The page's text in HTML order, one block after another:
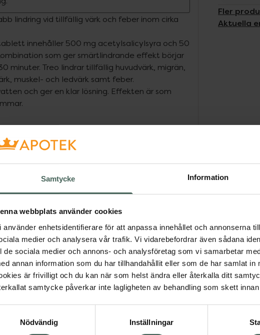
Samtycke Information
webbplats använder cookies
använder enhetsidentifierare för att anpassa innehållet och annonserna
medier och analysera vår trafik. Vi vidarebefordrar även sådana
de sociala medier och annons- och analysföretag som vi samarbetar
annan information som du har tillhandahållit eller som de har samlat
är frivilligt och du kan när som helst ändra eller återkalla ditt
samtycke påverkar inte lagligheten av behandling som skett
Nödvändig
Inställningar
Fler
Aktuella
lindring vid tillfällig värk och feber inom cirka
innehåller 500 mg acetylsalicylsyra och 50
som ger smärtlindrande effekt börjar
minuter. Treo lindrar tillfällig huvudvärk, migrän,
muskel- och ledvärk samt feber.
och ger en klar lösning. Effekten är som
inom cirka 30 minuter
av två verksamma ämnen
med uppiggande effekt
med Acetylsalicylsyra och koffein ·
smärtstillande, febernedsättande och
egenskaper.
den smärtstillande effekten av acetylsalicylsyra
effekt.
före användning.
ansluten till Bower, en app som främjar
Upptäck fler smaker: Original och Citrus